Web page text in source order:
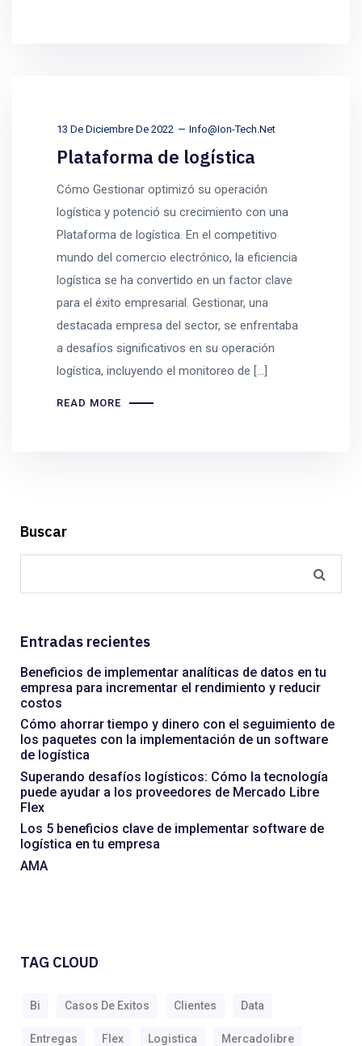
13 De Diciembre De 2022 Info@ion-Tech.net
Plataforma de logística
Cómo Gestionar optimizó su operación
logística y potenció su crecimiento con una
Plataforma de logística. En el competitivo
mundo del comercio electrónico, la eficiencia
logística se ha convertido en un factor clave
para el éxito empresarial. Gestionar, una
destacada empresa del sector, se enfrentaba
a desafíos significativos en su operación
logística, incluyendo el monitoreo de […]
READ MORE
Buscar
Entradas recientes
Beneficios de implementar analíticas de datos en tu
empresa para incrementar el rendimiento y reducir
costos
Cómo ahorrar tiempo y dinero con el seguimiento de
los paquetes con la implementación de un software
de logística
Superando desafíos logísticos: Cómo la tecnología
puede ayudar a los proveedores de Mercado Libre
Flex
Los 5 beneficios clave de implementar software de
logística en tu empresa
AMA
TAG CLOUD
Bi Casos De Exitos Clientes Data
Entregas Flex Logistica Mercadolibre